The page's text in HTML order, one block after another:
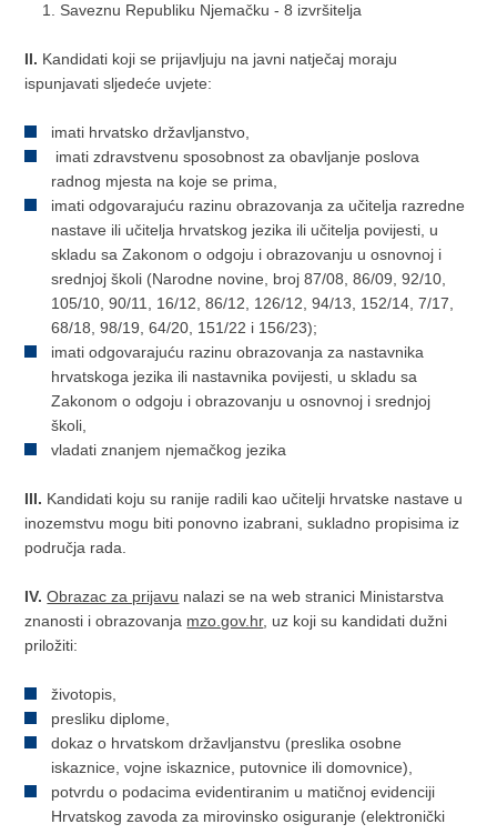
Saveznu Republiku Njemačku - 8 izvršitelja
II. Kandidati koji se prijavljuju na javni natječaj moraju
ispunjavati sljedeće uvjete:
imati hrvatsko državljanstvo,
imati zdravstvenu sposobnost za obavljanje poslova
radnog mjesta na koje se prima,
imati odgovarajuću razinu obrazovanja za učitelja razredne
nastave ili učitelja hrvatskog jezika ili učitelja povijesti, u
skladu sa Zakonom o odgoju i obrazovanju u osnovnoj i
srednjoj školi (Narodne novine, broj 87/08, 86/09, 92/10,
105/10, 90/11, 16/12, 86/12, 126/12, 94/13, 152/14, 7/17,
68/18, 98/19, 64/20, 151/22 i 156/23);
imati odgovarajuću razinu obrazovanja za nastavnika
hrvatskoga jezika ili nastavnika povijesti, u skladu sa
Zakonom o odgoju i obrazovanju u osnovnoj i srednjoj
školi,
vladati znanjem njemačkog jezika
III. Kandidati koju su ranije radili kao učitelji hrvatske nastave u
inozemstvu mogu biti ponovno izabrani, sukladno propisima iz
područja rada.
IV.Obrazac za prijavu nalazi se na web stranici Ministarstva
znanosti i obrazovanja mzo.gov.hr, uz koji su kandidati dužni
priložiti:
životopis,
presliku diplome,
dokaz o hrvatskom državljanstvu (preslika osobne
iskaznice, vojne iskaznice, putovnice ili domovnice),
potvrdu o podacima evidentiranim u matičnoj evidenciji
Hrvatskog zavoda za mirovinsko osiguranje (elektronički